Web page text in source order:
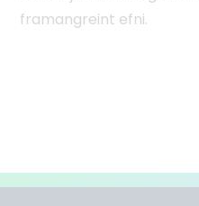
framangreint efni.